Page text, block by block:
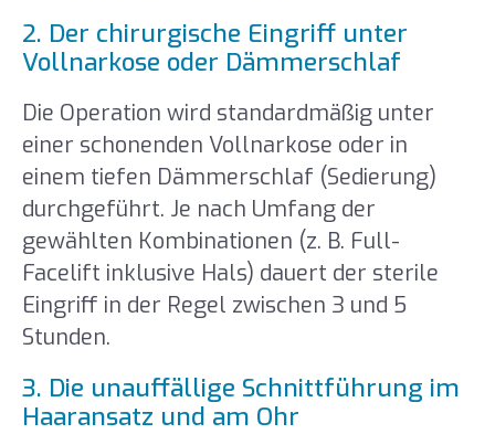
2. Der chirurgische Eingriff unter
Vollnarkose oder Dämmerschlaf
Die Operation wird standardmäßig unter
einer schonenden Vollnarkose oder in
einem tiefen Dämmerschlaf (Sedierung)
durchgeführt. Je nach Umfang der
gewählten Kombinationen (z. B. Full-
Facelift inklusive Hals) dauert der sterile
Eingriff in der Regel zwischen 3 und 5
Stunden.
3. Die unauffällige Schnittführung im
Haaransatz und am Ohr